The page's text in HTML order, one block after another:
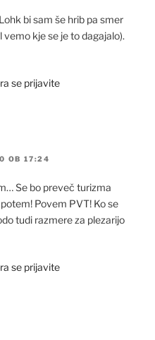
bi sam še hrib pa smer
vemo kje se je to dagajalo).
se prijavite
OB 17:24
Se bo preveč turizma
Povem PVT! Ko se
tudi razmere za plezarijo
se prijavite